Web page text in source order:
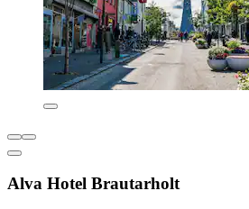
Alva Hotel Brautarholt